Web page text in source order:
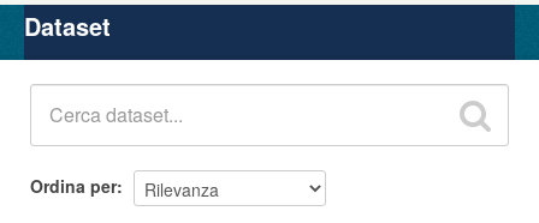
Organizzazioni
Gruppi
Dataset
Ordina per